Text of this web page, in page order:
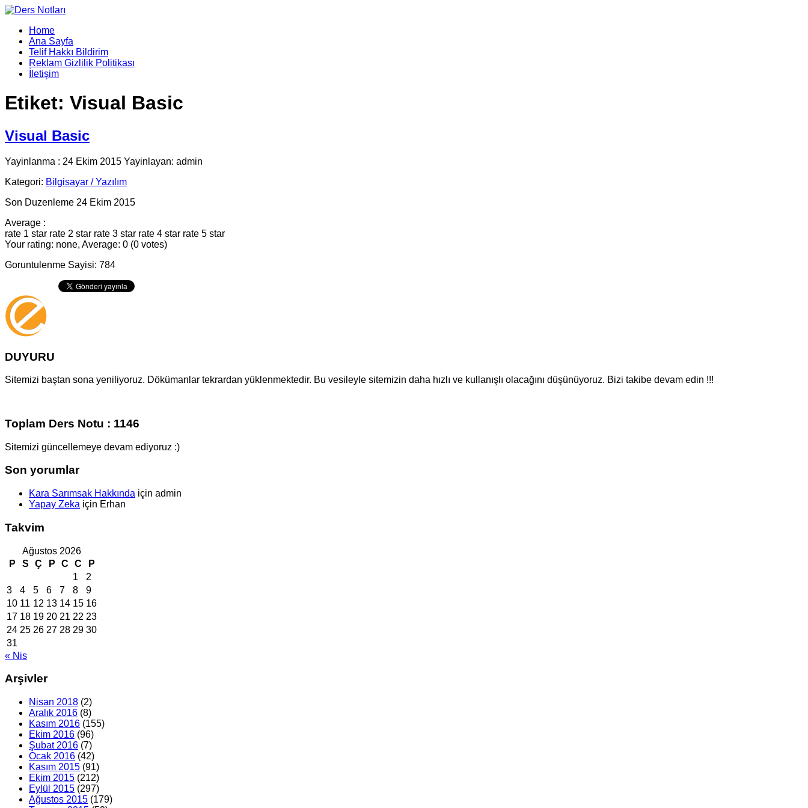
Home
Ana Sayfa
Telif Hakkı Bildirim
Reklam Gizlilik Politikası
İletişim
Etiket: Visual Basic
Visual Basic
Yayinlanma : 24 Ekim 2015 Yayinlayan: admin
Kategori: Bilgisayar / Yazılım
Son Duzenleme 24 Ekim 2015
Average :
rate 1 star rate 2 star rate 3 star rate 4 star rate 5 star
Your rating: none, Average: 0 (0 votes)
Goruntulenme Sayisi: 784
DUYURU
Sitemizi baştan sona yeniliyoruz. Dökümanlar tekrardan yüklenmektedir. Bu vesileyle sitemizin daha hızlı ve kullanışlı olacağını düşünüyoruz. Bizi takibe devam edin !!!
Toplam Ders Notu : 1146
Sitemizi güncellemeye devam ediyoruz :)
Son yorumlar
Kara Sarımsak Hakkında için admin
Yapay Zeka için Erhan
Takvim
Ağustos 2026
P
S Ç P C C
P
1
2
3
4 5 6 7 8
9
10 11 12 13 14 15 16
17 18 19 20 21 22 23
24 25 26 27 28 29 30
31
« Nis
Arşivler
Nisan 2018 (2)
Aralık 2016 (8)
Kasım 2016 (155)
Ekim 2016 (96)
Şubat 2016 (7)
Ocak 2016 (42)
Kasım 2015 (91)
Ekim 2015 (212)
Eylül 2015 (297)
Ağustos 2015 (179)